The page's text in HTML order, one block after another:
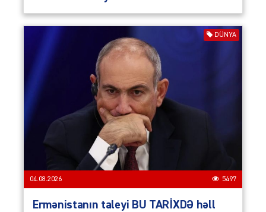
DÜNYA
04.08.2026 5497
Ermənistanın taleyi BU TARİXDƏ həll